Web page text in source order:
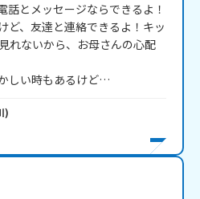
話とメッセージならできるよ！
ど、友達と連絡できるよ！キッ
れないから、お母さんの心配
しい時もあるけど…
)